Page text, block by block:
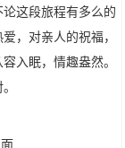
这段旅程有多么的
，对亲人的祝福，
入眠，情趣盎然。